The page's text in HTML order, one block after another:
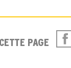
PAGE